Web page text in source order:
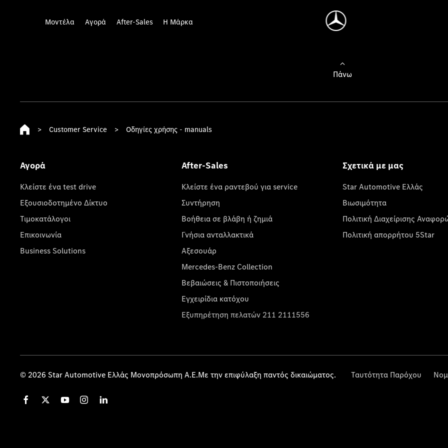
Μοντέλα Αγορά After-Sales Η Μάρκα
Πάνω
> Customer Service > Οδηγίες χρήσης - manuals
Αγορά
Κλείστε ένα test drive
Εξουσιοδοτημένο Δίκτυο
Τιμοκατάλογοι
Επικοινωνία
Business Solutions
After-Sales
Κλείστε ένα ραντεβού για service
Συντήρηση
Βοήθεια σε βλάβη ή ζημιά
Γνήσια ανταλλακτικά
Αξεσουάρ
Mercedes-Benz Collection
Βεβαιώσεις & Πιστοποιήσεις
Εγχειρίδια κατόχου
Εξυπηρέτηση πελατών 211 2111556
Σχετικά με μας
Star Automotive Ελλάς
Βιωσιμότητα
Πολιτική Διαχείρισης
Πολιτική απορρήτου 5Star
© 2026 Star Automotive Ελλάς Μονοπρόσωπη Α.Ε.Με την επιφύλαξη παντός δικαιώματος. Ταυτότητα Παρόχου